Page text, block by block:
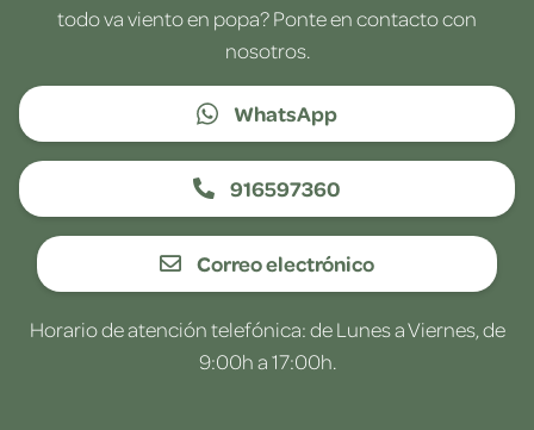
todo va viento en popa? Ponte en contacto con
nosotros.
WhatsApp
916597360
Correo electrónico
Horario de atención telefónica: de Lunes a Viernes, de
9:00h a 17:00h.